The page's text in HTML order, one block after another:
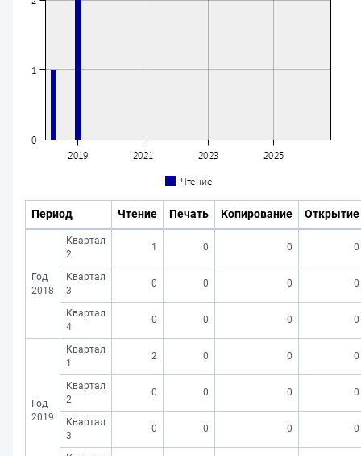
Период Чтение Печать Копирование Открытие
Год
2018
Квартал
2
1 0 0 0
Квартал
3
0 0 0 0
Квартал
4
0 0 0 0
Год
2019
Квартал
1
2 0 0 0
Квартал
2
0 0 0 0
Квартал
3
0 0 0 0